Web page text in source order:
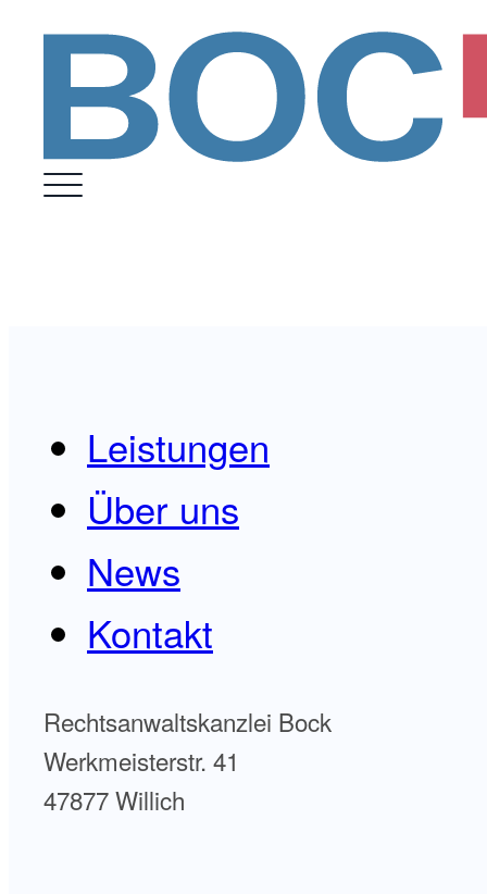
Leistungen
Über uns
News
Kontakt
Rechtsanwaltskanzlei Bock
Werkmeisterstr. 41
47877 Willich